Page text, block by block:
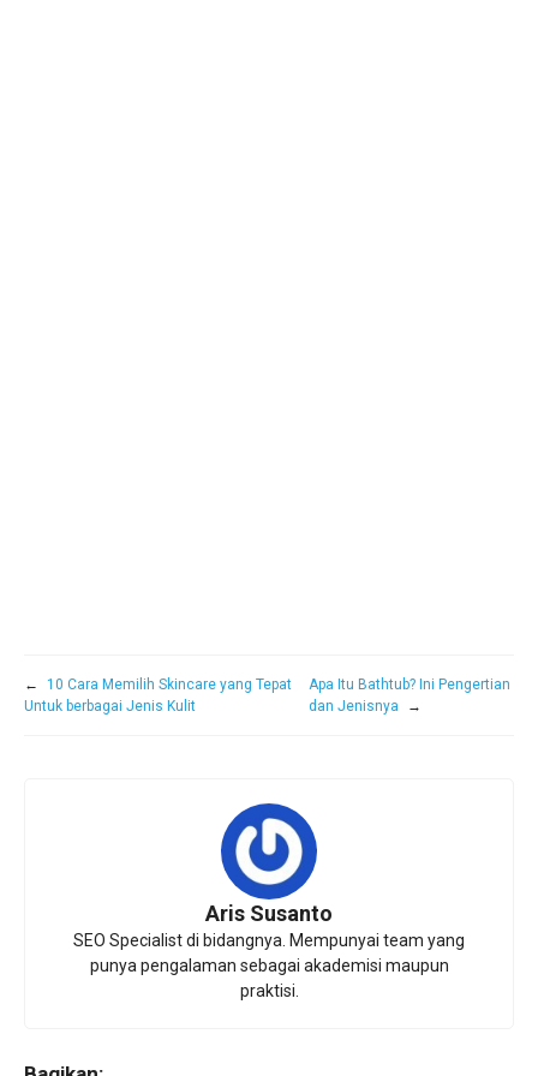
←
10 Cara Memilih Skincare yang Tepat
Untuk berbagai Jenis Kulit
Apa Itu Bathtub? Ini Pengertian
dan Jenisnya
→
Aris Susanto
SEO Specialist di bidangnya. Mempunyai team yang
punya pengalaman sebagai akademisi maupun
praktisi.